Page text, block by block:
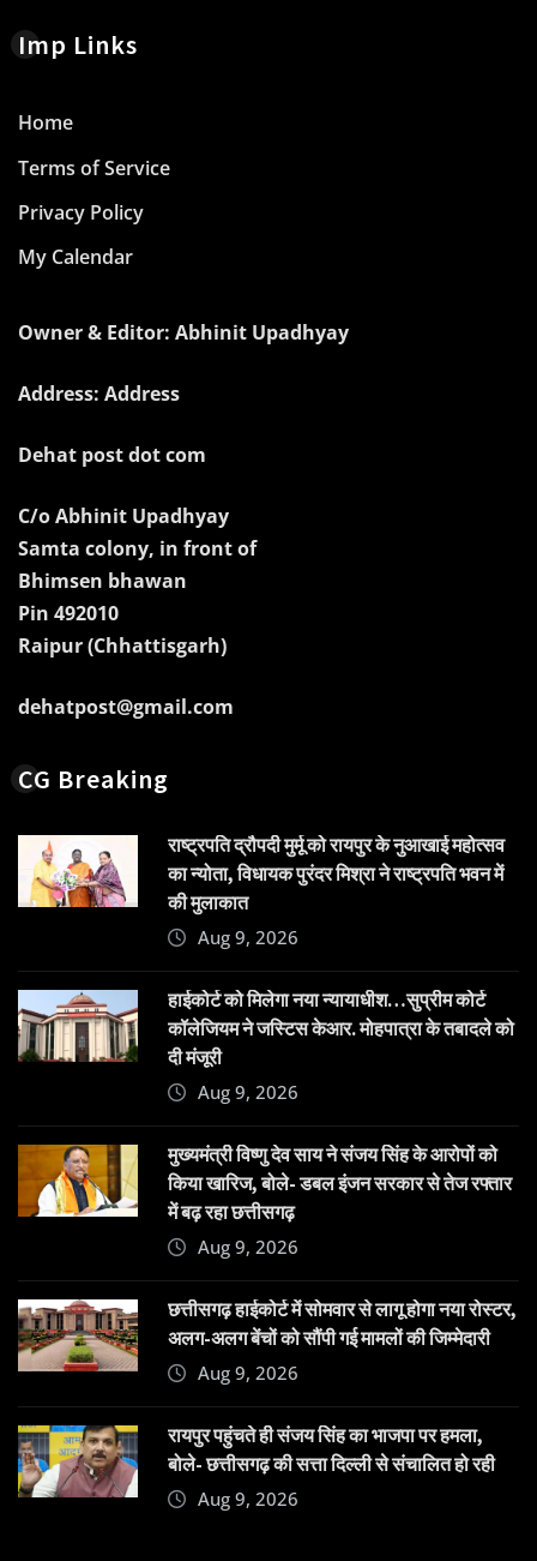
Imp Links
Home
Terms of Service
Privacy Policy
My Calendar
Owner & Editor: Abhinit Upadhyay
Address: Address
Dehat post dot com
C/o Abhinit Upadhyay
Samta colony, in front of
Bhimsen bhawan
Pin 492010
Raipur (Chhattisgarh)
dehatpost@gmail.com
CG Breaking
राष्ट्रपति द्रौपदी मुर्मू को रायपुर के नुआखाई महोत्सव
का न्योता, विधायक पुरंदर मिश्रा ने राष्ट्रपति भवन में
की मुलाकात
Aug 9, 2026
हाईकोर्ट को मिलेगा नया न्यायाधीश…सुप्रीम कोर्ट
कॉलेजियम ने जस्टिस केआर. मोहपात्रा के तबादले को
दी मंजूरी
Aug 9, 2026
मुख्यमंत्री विष्णु देव साय ने संजय सिंह के आरोपों को
किया खारिज, बोले- डबल इंजन सरकार से तेज रफ्तार
में बढ़ रहा छत्तीसगढ़
Aug 9, 2026
छत्तीसगढ़ हाईकोर्ट में सोमवार से लागू होगा नया रोस्टर,
अलग-अलग बेंचों को सौंपी गई मामलों की जिम्मेदारी
Aug 9, 2026
रायपुर पहुंचते ही संजय सिंह का भाजपा पर हमला,
बोले- छत्तीसगढ़ की सत्ता दिल्ली से संचालित हो रही
Aug 9, 2026